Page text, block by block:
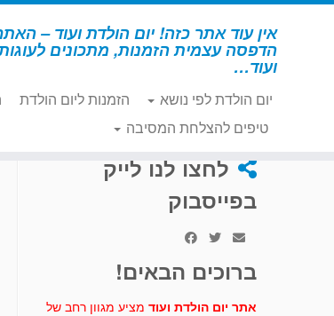
דלג
אין עוד אתר כזה! יום הולדת ועוד –
הדפסה עצמית הזמנות, מתכונים
ועוד…
יום הולדת לפי נושא הזמנות ליום הולדת
טיפים להצלחת המסיבה
דף הבית » רחוב סומסום »
לחצו לנו לייק
בפייסבוק
ברוכים הבאים!
אתר יום הולדת ועוד מציע מגוון רחב של